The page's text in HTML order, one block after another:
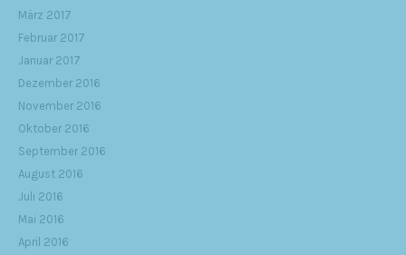
März 2017
Februar 2017
Januar 2017
Dezember 2016
November 2016
Oktober 2016
September 2016
August 2016
Juli 2016
Mai 2016
April 2016